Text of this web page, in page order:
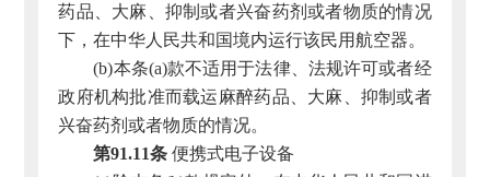
药品、大麻、抑制或者兴奋药剂或者物质的情况
下，在中华人民共和国境内运行该民用航空器。
(b)本条(a)款不适用于法律、法规许可或者经
政府机构批准而载运麻醉药品、大麻、抑制或者
兴奋药剂或者物质的情况。
第91.11条 便携式电子设备